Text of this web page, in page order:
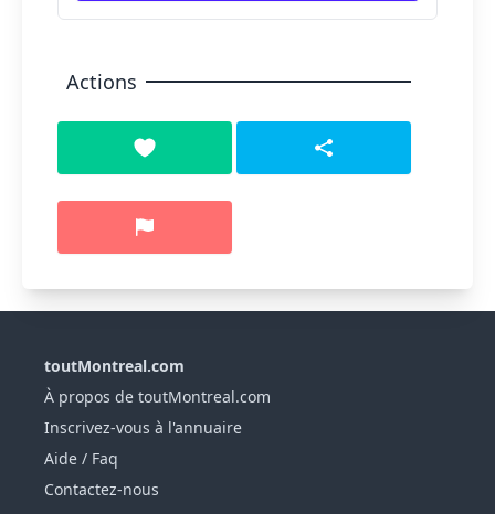
Actions
toutMontreal.com
À propos de toutMontreal.com
Inscrivez-vous à l'annuaire
Aide / Faq
Contactez-nous